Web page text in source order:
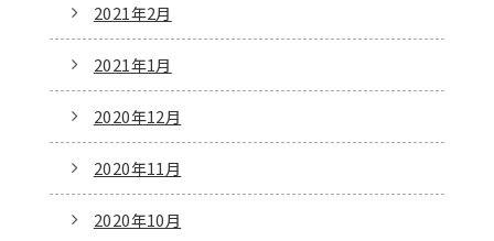
2021年2月
2021年1月
2020年12月
2020年11月
2020年10月